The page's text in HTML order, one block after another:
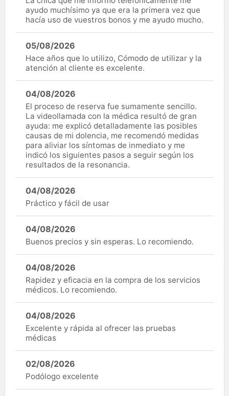
ayudo muchísimo ya que era la primera vez que
hacía uso de vuestros bonos y me ayudo mucho.
05/08/2026
Hace años que lo utilizo, Cómodo de utilizar y la
atención al cliente es excelente.
04/08/2026
El proceso de reserva fue sumamente sencillo.
La videollamada con la médica resultó de gran
ayuda: me explicó detalladamente las posibles
causas de mi dolencia, me recomendó medidas
para aliviar los síntomas de inmediato y me
indicó los siguientes pasos a seguir según los
resultados de la resonancia.
04/08/2026
Práctico y fácil de usar
04/08/2026
Buenos precios y sin esperas. Lo recomiendo.
04/08/2026
Rapidez y eficacia en la compra de los servicios
médicos. Lo recomiendo.
04/08/2026
Excelente y rápida al ofrecer las pruebas
médicas
02/08/2026
Podólogo excelente